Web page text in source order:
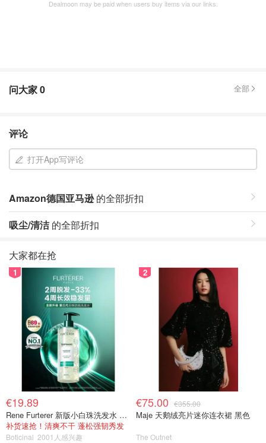
Dealmoon may be paid when users buy items via our links.
问大家0 全部
评论
打开App写评论
Amazon德国亚马逊的全部折扣
吸尘/清洁的全部折扣
大家都在抢
1
€19.89
Rene Furterer 新版小白珠洗发水 500ml
补货速抢！清爽不干 蓬松强韧秀发
Boticinal 2001人感兴趣
2
€75.00 €355.00
Maje 天鹅绒亮片迷你连衣裙 黑色
The Outnet